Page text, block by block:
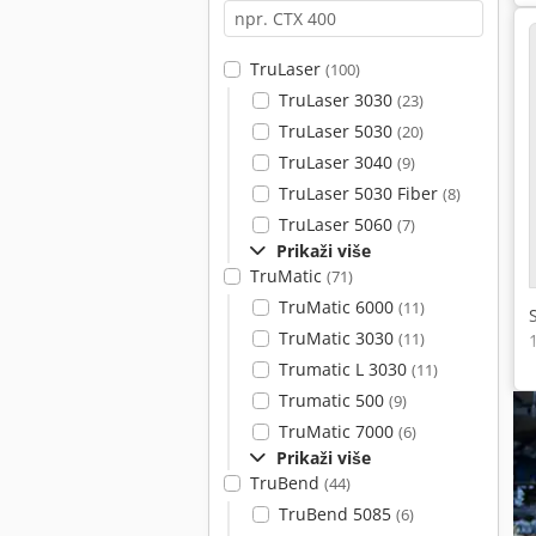
TruLaser (100)
TruLaser 3030 (23)
TruLaser 5030 (20)
TruLaser 3040 (9)
TruLaser 5030 Fiber (8)
TruLaser 5060 (7)
Prikaži više
TruMatic (71)
TruMatic 6000 (11)
TruMatic 3030 (11)
Trumatic L 3030 (11)
Trumatic 500 (9)
TruMatic 7000 (6)
Prikaži više
TruBend (44)
TruBend 5085 (6)